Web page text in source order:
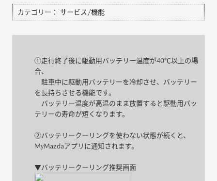
カテゴリー： サービス/機能
①走行終了後に駆動用バッテリー温度が40℃以上の場
合、
駐車中に駆動用バッテリーを冷却させ、バッテリー
を長持ちさせる機能です。
バッテリー温度が高温のまま放置すると駆動用バッ
テリーの寿命が短くなります。
②バッテリークーリングを使わない状態が続くと、
MyMazdaアプリに通知されます。
▼バッテリークーリング推奨画面